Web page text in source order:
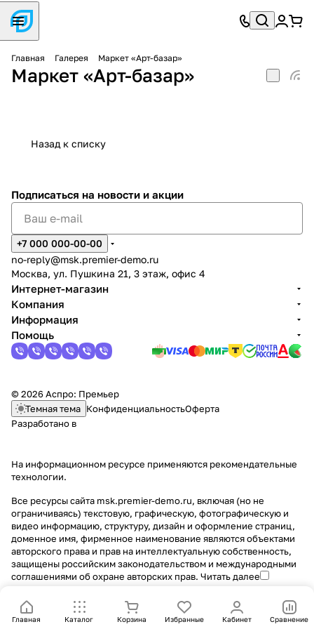
Главная Галерея Маркет «Арт-базар»
Маркет «Арт-базар»
Назад к списку
Главная Каталог Корзина Избранные Кабинет Сравнение
Подписаться на новости и акции
+7 000 000-00-00
no-reply@msk.premier-demo.ru
Москва, ул. Пушкина 21, 3 этаж, офис 4
Интернет-магазин
Компания
Информация
Помощь
© 2026 Аспро: Премьер
Темная тема КонфиденциальностьОферта
Разработано в
На информационном ресурсе применяются рекомендательные
технологии.
Все ресурсы сайта msk.premier-demo.ru, включая (но не
ограничиваясь) текстовую, графическую, фотографическую и
видео информацию, структуру, дизайн и оформление страниц,
доменное имя, фирменное наименование являются объектами
авторского права и прав на интеллектуальную собственность,
защищены российским законодательством и международными
соглашениями об охране авторских прав. Читать далее